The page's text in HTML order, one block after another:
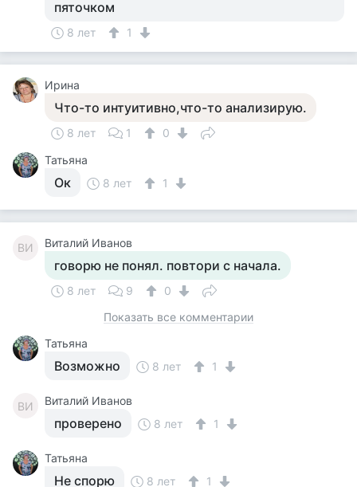
пяточком
8 лет 1
Ирина
Что-то интуитивно,что-то анализирую.
8 лет 1
0
Татьяна
Ок 8 лет 1
ВИ Виталий Иванов
говорю не понял. повтори с начала.
8 лет 9
0
Показать все комментарии
Татьяна
Возможно 8 лет 1
ВИ Виталий Иванов
проверено 8 лет 1
Татьяна
Не спорю 8 лет 1